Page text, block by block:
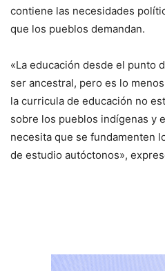
contiene las necesidades
que los pueblos demandan.
«La educación desde el punto
ser ancestral, pero es lo
la curricula de educación no
sobre los pueblos indígenas y
necesita que se fundamenten
de estudio autóctonos»,